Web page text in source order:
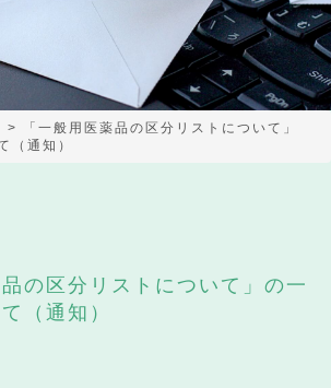
>
「一般用医薬品の区分リストについて」
（通知）
品の区分リストについて」の一
（通知）